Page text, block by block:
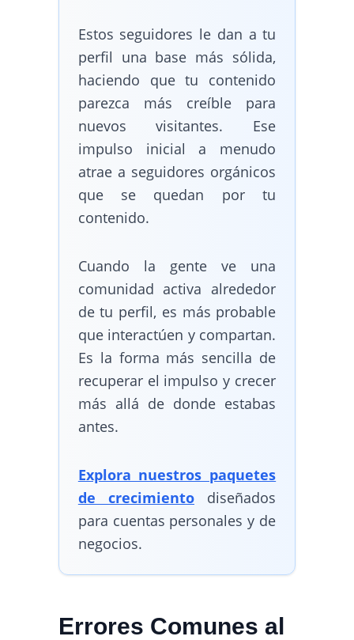
Estos seguidores le dan a tu
perfil una base más sólida,
haciendo que tu contenido
parezca más creíble para
nuevos visitantes. Ese
impulso inicial a menudo
atrae a seguidores orgánicos
que se quedan por tu
contenido.
Cuando la gente ve una
comunidad activa alrededor
de tu perfil, es más probable
que interactúen y compartan.
Es la forma más sencilla de
recuperar el impulso y crecer
más allá de donde estabas
antes.
Explora nuestros paquetes
de crecimiento diseñados
para cuentas personales y de
negocios.
Errores Comunes al